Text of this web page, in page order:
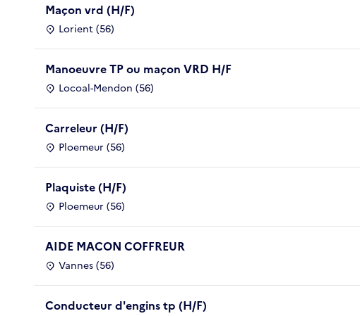
Maçon vrd (H/F)
Lorient (56)
Manoeuvre TP ou maçon VRD H/F
Locoal-Mendon (56)
Carreleur (H/F)
Ploemeur (56)
Plaquiste (H/F)
Ploemeur (56)
AIDE MACON COFFREUR
Vannes (56)
Conducteur d'engins tp (H/F)